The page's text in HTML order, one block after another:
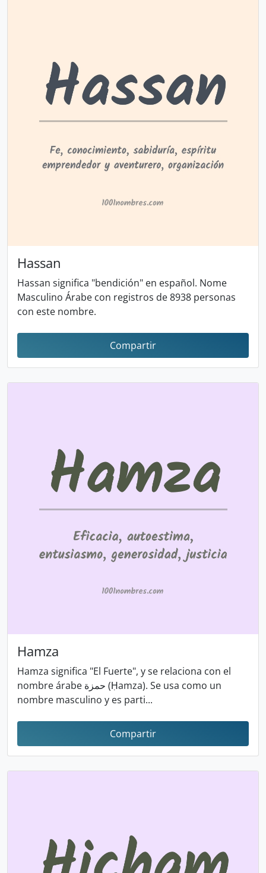
Hassan
Hassan significa "bendición" en español. Nome
Masculino Árabe con registros de 8938 personas
con este nombre.
Compartir
Hamza
Hamza significa "El Fuerte", y se relaciona con el
nombre árabe حمزة (Ḥamza). Se usa como un
nombre masculino y es parti...
Compartir